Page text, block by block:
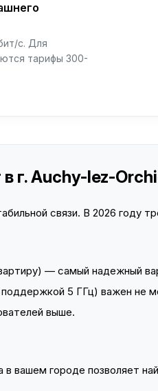
с. Для
тарифы 300-
г. Auchy-lez-
связи. В 2026 году
— самый надежный
5 ГГц) важен не
выше.
вашем городе позволяет